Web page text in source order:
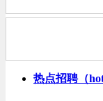
航天工程
石女士 40年 博士
热点招聘（